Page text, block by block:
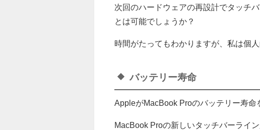
次回のハードウェアの再設計でタッチ
とは可能でしょうか？
時間がたってもわかりますが、私は個
バッテリー寿命
AppleがMacBook Proのバッテリー寿命
MacBook Proの新しいタッチバーライ